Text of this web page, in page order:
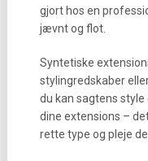
gjort hos en
jævnt og flot.
Syntetiske
stylingredskaber
du kan sagtens
dine extensions –
rette type og pleje